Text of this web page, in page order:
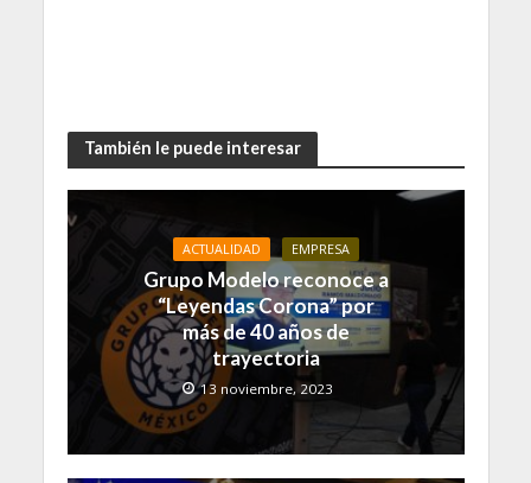
También le puede interesar
ACTUALIDAD EMPRESA
Grupo Modelo reconoce a
“Leyendas Corona” por
más de 40 años de
trayectoria
13 noviembre, 2023